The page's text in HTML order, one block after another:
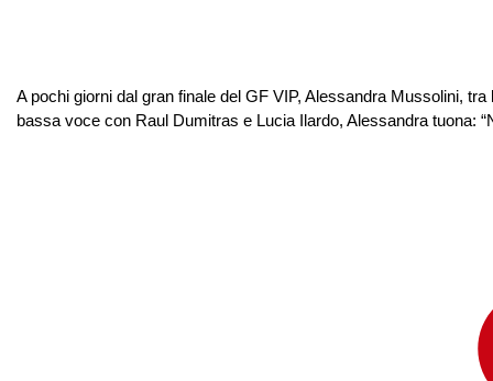
A pochi giorni dal gran finale del GF VIP, Alessandra Mussolini,
bassa voce con Raul Dumitras e Lucia Ilardo, Alessandra tuona: